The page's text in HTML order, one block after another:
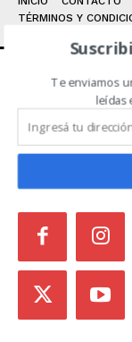
TÉRMINOS Y
ACERCA DE
Noticias de
focalizado en
todas las
Te enviamos
leídas